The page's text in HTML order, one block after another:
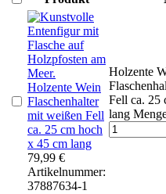
Holzente Wein
Flaschenhalter
mit weißen Fell
ca. 25 cm hoch
x 45 cm lang
79,99 €
Artikelnummer:
37887634-1
Holzente
Fell ca. 25
lang